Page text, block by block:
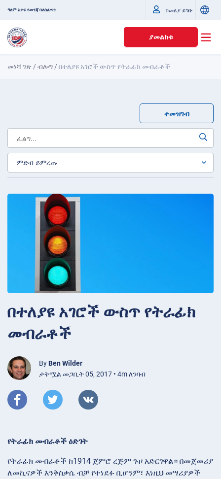
ዓለም አቀፍ የመንጃ ባለስልጣን በመለያ ይግቡ
ያመልክቱ
መነሻ ገጽ /ብሎግ /በተለያዩ አገሮች ውስጥ የትራፊክ መብራቶች
ተመዝገብ
በተለያዩ አገሮች ውስጥ የትራፊክ
መብራቶች
By Ben Wilder
ታትሟል መጋቢት 05, 2017 • 4m ለንባብ
የትራፊክ መብራቶች ዕድገት
የትራፊክ መብራቶች ከ1914 ጀምሮ ረጅም ጉዞ አድርገዋል። በመጀመሪያ
ለመኪናዎች እንቅስቃሴ ብቻ የተነደፉ ቢሆንም፣ እነዚህ መሣሪያዎች